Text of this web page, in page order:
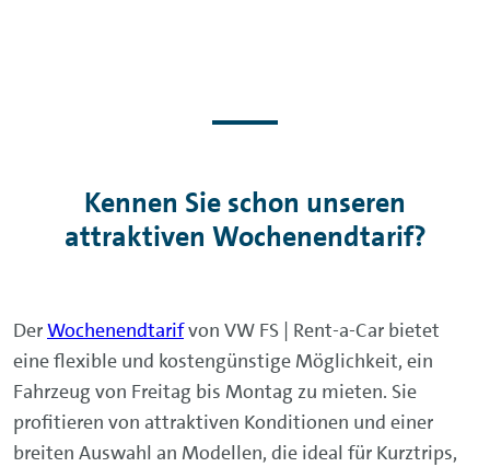
Kennen Sie schon unseren
attraktiven Wochenendtarif?
DerWochenendtarifvon VW FS | Rent-a-Car bietet
eine flexible und kostengünstige Möglichkeit, ein
Fahrzeug von Freitag bis Montag zu mieten. Sie
profitieren von attraktiven Konditionen und einer
breiten Auswahl an Modellen, die ideal für Kurztrips,